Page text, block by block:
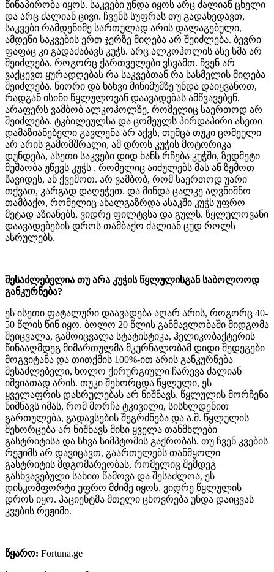
წინაპირობა იყოს. საკვები უნდა იყოს არც ძალიან ცხელი
და არც ძალიან ცივი. ჩვენს სუფრას თუ გადახედავთ,
საკვები რამდენიმე სართულად არის დალაგებული,
ამდენი საკვების ერთ ჯერზე მიღება არ შეიძლება. ბევრი
ფაფაც კი გადაძაბავს კუჭს. არც ალკოჰოლის ასე სმა არ
შეიძლება, როგორც ქართველები ვსვამთ. ჩვენ არ
ვაქცევთ ყურადღებას რა საკვებთან რა სასმელის მიღება
შეიძლება. ნიორი და ხახვი მინიმუმზე უნდა დაიყვანოთ,
რადგან ისინი წყლულოვან დაავადებას ამწვავებენ,
არაფერს ვამბობ ალკოჰოლზე, რომელიც საერთოდ არ
შეიძლება. ტკბილეულსა და ცომეულს პირდაპირი ასეთი
დამაზიანებელი გავლენა არ აქვს, თუმცა თუკი ცომეული
არ არის გამომშრალი, ამ დროს კუჭის მოტორიკა
დუნდება, ასეთი საკვები დიდ ხანს რჩება კუჭში, ზედმეტი
მუშაობა უწევს კუჭს , რომელიც აიძულებს მას ან ზემოთ
წავიდეს, ან ქვემოთ. არ ვამბობ, რომ საერთოდ უარი
თქვათ, კარგად დაღეჭეთ. და მინდა ცალკე აღვნიშნო
თამბაქო, რომელიც ახალგაზრდა ასაკში კუჭს უფრო
მეტად აზიანებს, ვიდრე ფილტვსა და გულს. წყლულოვანი
დაავადებების დროს თამბაქო ძალიან ცუდ როლს
ასრულებს.
შესაძლებელია თუ არა კუჭის წყლულისგან საბოლოოდ
განკურნება?
ეს ისეთი ფატალური დაავადება აღარ არის, როგორც 40-
50 წლის წინ იყო. ბოლო 20 წლის განმავლობაში მიდგომა
შეიცვალა, გამოიცვალა სტატისტიკა, ჰელიკობაქტერის
წინააღმდეგ მიმართულმა მკურნალობამ დიდი შედეგები
მოგვიტანა და თითქმის 100%-ით არის განკურნება
შესაძლებელი, ხოლო ქირურგიული ჩარევა ძალიან
იშვიათად არის. თუკი შეხორცდა წყლული, ეს
ყველაფრის დასრულებას არ ნიშნავს. წყლულის მორჩენა
ნიშნავს იმას, რომ მორჩა ტკივილი, სისხლდენით
გართულება, გადავსების შეგრძნება და ა.შ. წყლულის
შეხორცება არ ნიშნავს მისი ყველა თანმხლები
გასტრიტისა და სხვა სიმპტომის გაქრობას. თუ ჩვენ კვების
რეჟიმს არ დავიცავთ, გაართულებს თანმყოლი
გასტრიტის მდგომარეობას, რომელიც შემდეგ
გასხვავებული სახით წამოვა და შესაძლოა, ეს
დისკომფორტი უფრო მძიმე იყოს, ვიდრე წყლულის
დროს იყო. პაციენტმა მთელი ცხოვრება უნდა დაიცვას
კვების რეჟიმი.
წყარო: Fortuna.ge